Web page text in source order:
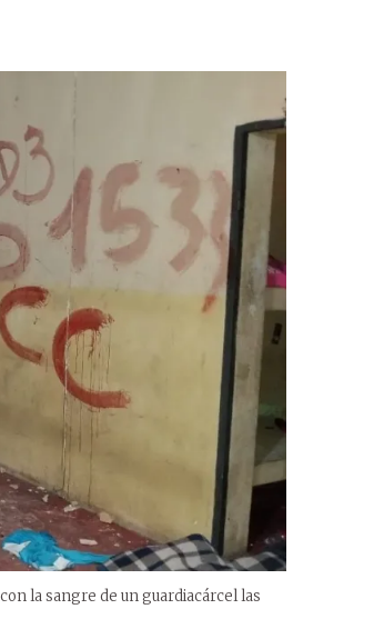
la sangre de un guardiacárcel las